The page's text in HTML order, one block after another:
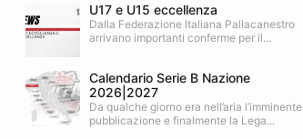
U17 e U15 eccellenza
Dalla Federazione Italiana Pallacanestro
arrivano importanti conferme per il...
Calendario Serie B Nazione
2026|2027
Da qualche giorno era nell’aria l’imminente
pubblicazione e finalmente la Lega...